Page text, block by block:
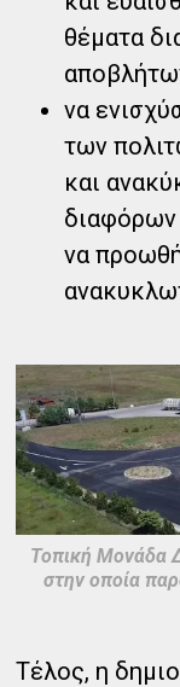
θέματα
να
των
και
να
Τοπική Μονάδα
στην οποία
Τέλος, η